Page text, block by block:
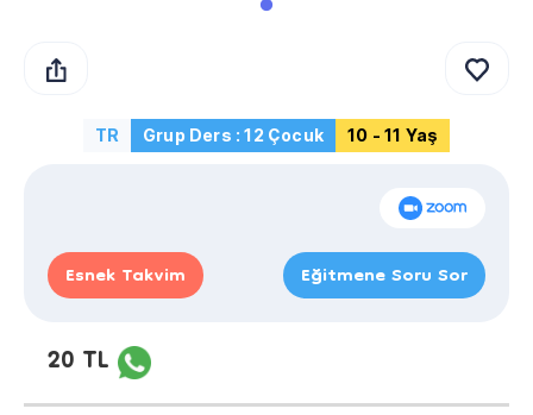
TR Grup Ders : 12 Çocuk 10 - 11 Yaş
Esnek Takvim Eğitmene Soru Sor
20 TL